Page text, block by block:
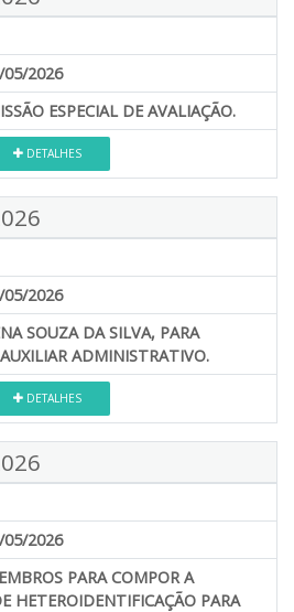
05/2026
ESPECIAL DE AVALIAÇÃO.
DETALHES
05/2026
SOUZA DA SILVA, PARA
ADMINISTRATIVO.
DETALHES
05/2026
PARA COMPOR A
HETEROIDENTIFICAÇÃO PARA